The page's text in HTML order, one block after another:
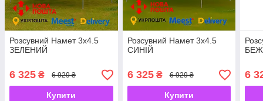
Розсувний Намет 3х4.5
ЗЕЛЕНИЙ
6 325 ₴ 6 929 ₴
Купити
Розсувний Намет 3х4.5
СИНІЙ
6 325₴ 6 929 ₴
Купити
6